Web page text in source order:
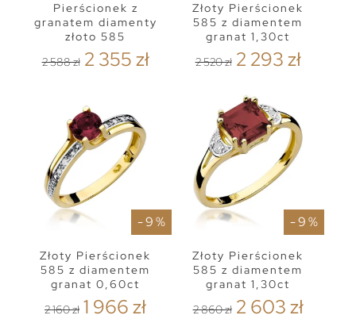
Pierścionek z
granatem diamenty
złoto 585
2 588 zł 2 355 zł
Złoty Pierścionek
585 z diamentem
granat 1,30ct
2 520 zł 2 293 zł
- 9 %
Złoty Pierścionek
585 z diamentem
granat 0,60ct
2 160 zł 1 966 zł
- 9 %
Złoty Pierścionek
585 z diamentem
granat 1,30ct
2 860 zł 2 603 zł